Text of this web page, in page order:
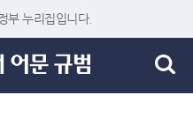
부 누리집입니다.